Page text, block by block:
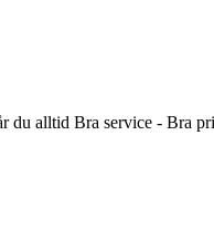
alltid Bra service - Bra